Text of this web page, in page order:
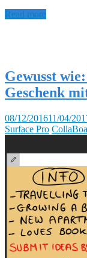
Read more
Gewusst
Geschenk
08/12/201611/04/
Surface Pro